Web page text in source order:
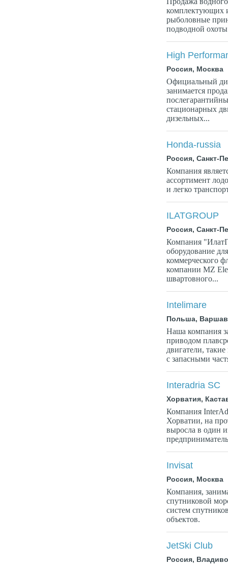
комплектующих
рыболовные
подводной
High
Россия, Москва
Официальный
занимается
стационарных
дизельных...
Honda-russia
Россия, Санкт-
Компания
ассортимент
и легко
ILATGROUP
Россия, Санкт-
Компания
оборудование
коммерческого
компании MZ
швартовного...
Intelimare
Польша,
Наша компания
приводом
двигатели,
с запасными
Interadria SC
Хорватия,
Компания
Хорватии, на
выросла в один
Invisat
Россия, Москва
Компания,
спутниковой
систем
объектов.
JetSki Club
Россия,